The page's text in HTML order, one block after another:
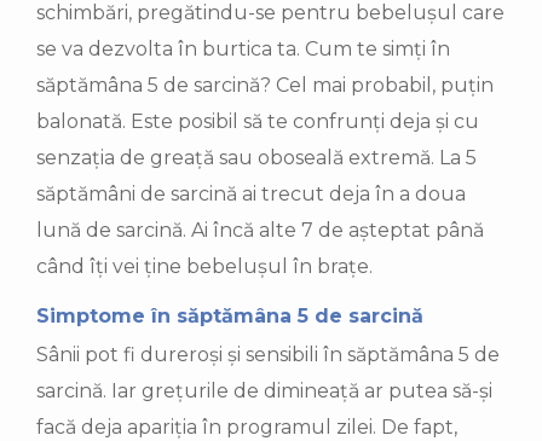
schimbări, pregătindu-se pentru bebelușul care
se va dezvolta în burtica ta. Cum te simți în
săptămâna 5 de sarcină? Cel mai probabil, puțin
balonată. Este posibil să te confrunți deja și cu
senzația de greață sau oboseală extremă. La 5
săptămâni de sarcină ai trecut deja în a doua
lună de sarcină. Ai încă alte 7 de așteptat până
când îți vei ține bebelușul în brațe.
Simptome în săptămâna 5 de sarcină
Sânii pot fi dureroși și sensibili în săptămâna 5 de
sarcină. Iar grețurile de dimineață ar putea să-și
facă deja apariția în programul zilei. De fapt,